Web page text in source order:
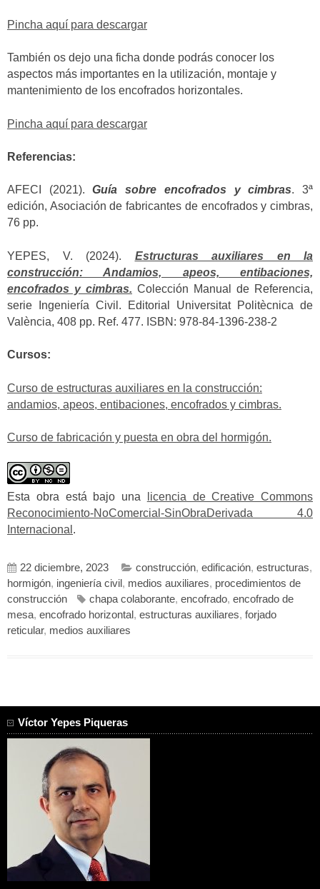
Pincha aquí para descargar
También os dejo una ficha donde podrás conocer los
aspectos más importantes en la utilización, montaje y
mantenimiento de los encofrados horizontales.
Pincha aquí para descargar
Referencias:
AFECI (2021).Guía sobre encofrados y cimbras. 3ª
edición, Asociación de fabricantes de encofrados y cimbras,
76 pp.
YEPES, V. (2024). Estructuras auxiliares en la
construcción: Andamios, apeos, entibaciones,
encofrados y cimbras. Colección Manual de Referencia,
serie Ingeniería Civil. Editorial Universitat Politècnica de
València, 408 pp. Ref. 477. ISBN: 978-84-1396-238-2
Cursos:
Curso de estructuras auxiliares en la construcción:
andamios, apeos, entibaciones, encofrados y cimbras.
Curso de fabricación y puesta en obra del hormigón.
Esta obra está bajo una
licencia de Creative Commons
Reconocimiento-NoComercial-SinObraDerivada 4.0
Internacional .
22 diciembre, 2023 construcción, edificación, estructuras,
hormigón, ingeniería civil , medios auxiliares, procedimientos de
construcción
chapa colaborante, encofrado, encofrado de
mesa, encofrado horizontal , estructuras auxiliares, forjado
reticular, medios auxiliares
Víctor Yepes Piqueras